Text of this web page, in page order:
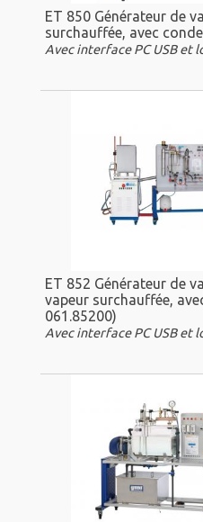
ET 850 Générateur de
surchauffée, avec
Avec interface PC USB et
ET 852 Générateur de
vapeur surchauffée,
061.85200)
Avec interface PC USB et